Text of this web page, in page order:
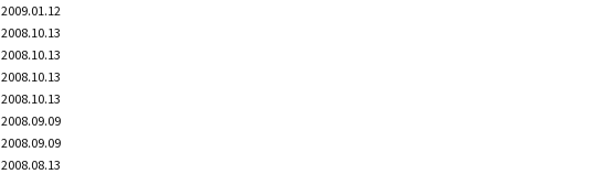
2009.01.12
2008.10.13
2008.10.13
2008.10.13
2008.10.13
2008.09.09
2008.09.09
2008.08.13